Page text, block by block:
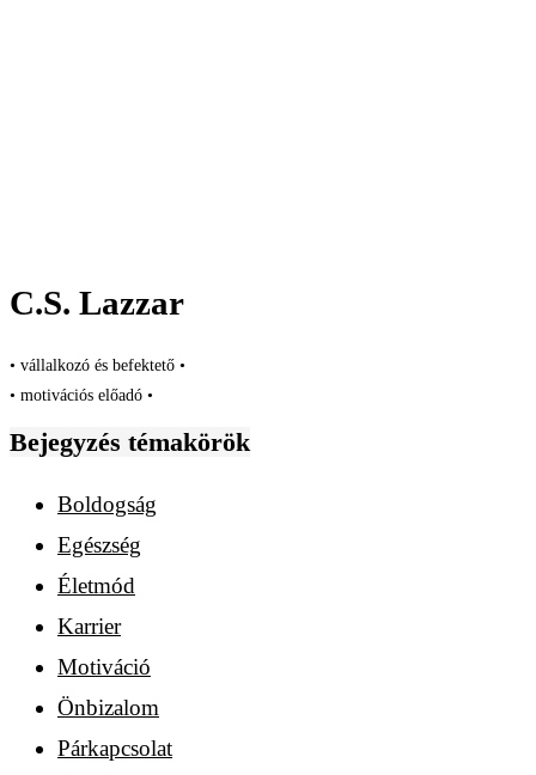
C.S. Lazzar
• vállalkozó és befektető •
• motivációs előadó •
Bejegyzés témakörök
Boldogság
Egészség
Életmód
Karrier
Motiváció
Önbizalom
Párkapcsolat